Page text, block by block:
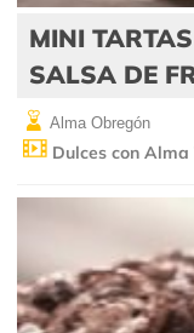
MINI
SALSA DE
Alma Obregón
Dulces con Alma